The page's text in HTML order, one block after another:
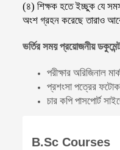
(৪) শিক্ষক হতে ইচ্ছুক যে
অংশ গ্রহন করেছে তারাও
ভর্তির সময় প্রয়োজনীয়
পরীক্ষার অরিজিনাল
প্রশংসা পত্রের
চার কপি পাসপোর্ট
B.Sc Courses